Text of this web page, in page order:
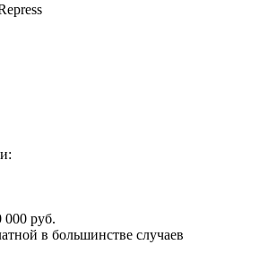
000 руб.
в большинстве случаев